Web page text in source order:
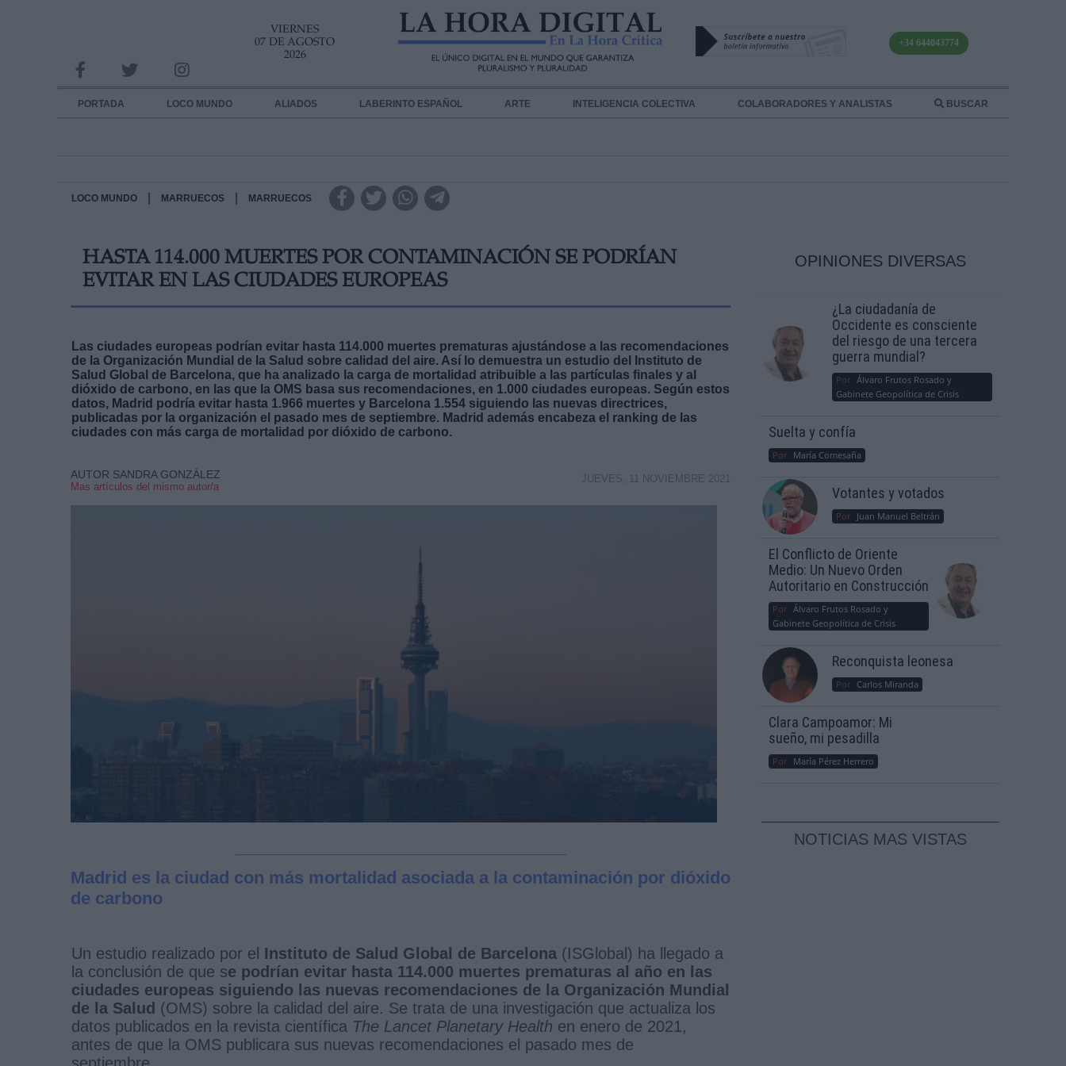
VIERNES
07 DE AGOSTO
2026
+34 644043774
PORTADA LOCO MUNDO ALIADOS LABERINTO ESPAÑOL ARTE INTELIGENCIA COLECTIVA COLABORADORES Y ANALISTAS BUSCAR
LOCO MUNDO MARRUECOS MARRUECOS
HASTA 114.000 MUERTES POR CONTAMINACIÓN SE PODRÍAN
EVITAR EN LAS CIUDADES EUROPEAS
Las ciudades europeas podrían evitar hasta 114.000 muertes prematuras ajustándose a las recomendaciones
de la Organización Mundial de la Salud sobre calidad del aire. Así lo demuestra un estudio del Instituto de
Salud Global de Barcelona, que ha analizado la carga de mortalidad atribuible a las partículas finales y al
dióxido de carbono, en las que la OMS basa sus recomendaciones, en 1.000 ciudades europeas. Según estos
datos, Madrid podría evitar hasta 1.966 muertes y Barcelona 1.554 siguiendo las nuevas directrices,
publicadas por la organización el pasado mes de septiembre. Madrid además encabeza el ranking de las
ciudades con más carga de mortalidad por dióxido de carbono.
AUTOR SANDRA GONZÁLEZ
Mas artículos del mismo autor/a
JUEVES, 11 NOVIEMBRE 2021
Madrid es la ciudad con más mortalidad asociada a la contaminación por dióxido
de carbono
Un estudio realizado por el Instituto de Salud Global de Barcelona (ISGlobal) ha llegado a
la conclusión de que se podrían evitar hasta 114.000 muertes prematuras al año en las
ciudades europeas siguiendo las nuevas recomendaciones de la Organización Mundial
de la Salud (OMS) sobre la calidad del aire. Se trata de una investigación que actualiza los
datos publicados en la revista científica The Lancet Planetary Health en enero de 2021,
antes de que la OMS publicara sus nuevas recomendaciones el pasado mes de
septiembre.
OPINIONES DIVERSAS
¿La ciudadanía de
Occidente es consciente
del riesgo de una tercera
guerra mundial?
Por Álvaro Frutos Rosado y
Gabinete Geopolítica de Crisis
Suelta y confía
Por María Comesaña
Votantes y votados
Por Juan Manuel Beltrán
El Conflicto de Oriente
Medio: Un Nuevo Orden
Autoritario en Construcción
Por Álvaro Frutos Rosado y
Gabinete Geopolítica de Crisis
Reconquista leonesa
Por Carlos Miranda
Clara Campoamor: Mi
sueño, mi pesadilla
Por María Pérez Herrero
NOTICIAS MAS VISTAS
INFORMACION SOBRE LA PROTECCIÓN DE TUS DATOS
Responsable:
Destinatarios:
link
Información adicional
link